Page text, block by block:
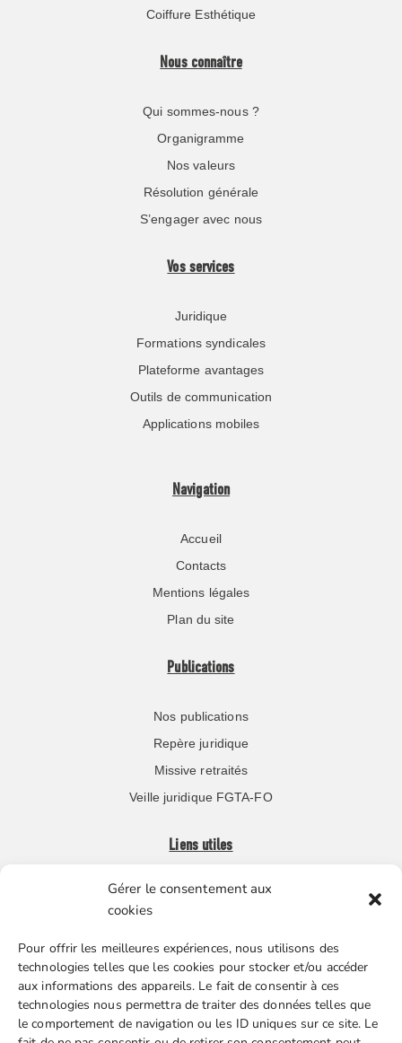
Gérer le consentement aux
cookies
Pour offrir les meilleures expériences, nous utilisons des
technologies telles que les cookies pour stocker et/ou accéder
aux informations des appareils. Le fait de consentir à ces
technologies nous permettra de traiter des données telles que
le comportement de navigation ou les ID uniques sur ce site. Le
Coiffure Esthétique
Nous connaître
Qui sommes-nous ?
Organigramme
Nos valeurs
Résolution générale
S’engager avec nous
Vos services
Juridique
Formations syndicales
Plateforme avantages
Outils de communication
Applications mobiles
Navigation
Accueil
Contacts
Mentions légales
Plan du site
Publications
Nos publications
Repère juridique
Missive retraités
Veille juridique FGTA-FO
Liens utiles
Boutique en ligne
Nos partenaires
Gestion des cookies